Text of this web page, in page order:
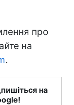
про
на
.
на